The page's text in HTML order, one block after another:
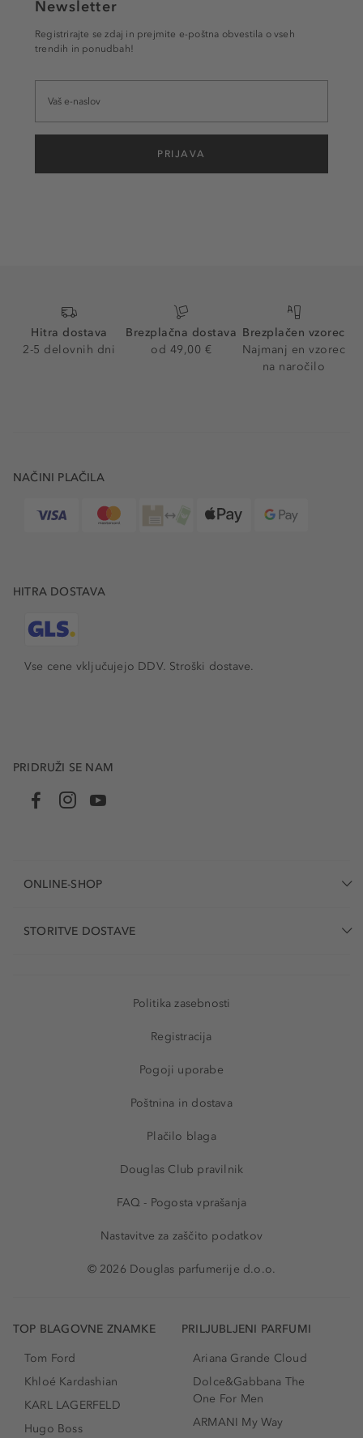
Newsletter
Registrirajte se zdaj in prejmite e-poštna obvestila o vseh
trendih in ponudbah!
PRIJAVA
Hitra dostava
2-5 delovnih dni
Brezplačna dostava
od 49,00 €
Brezplačen vzorec
Najmanj en vzorec
na naročilo
NAČINI PLAČILA
HITRA DOSTAVA
Vse cene vključujejo DDV. Stroški dostave.
PRIDRUŽI SE NAM
ONLINE-SHOP
STORITVE DOSTAVE
Politika zasebnosti
Registracija
Pogoji uporabe
Poštnina in dostava
Plačilo blaga
Douglas Club pravilnik
FAQ - Pogosta vprašanja
Nastavitve za zaščito podatkov
© 2026 Douglas parfumerije d.o.o.
TOP BLAGOVNE ZNAMKE
Tom Ford
Khloé Kardashian
KARL LAGERFELD
Hugo Boss
PRILJUBLJENI PARFUMI
Ariana Grande Cloud
Dolce&Gabbana The
One For Men
ARMANI My Way